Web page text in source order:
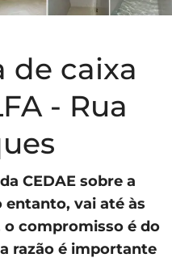
de caixa
- Rua
CEDAE sobre a
entanto, vai até às
o compromisso é do
razão é importante